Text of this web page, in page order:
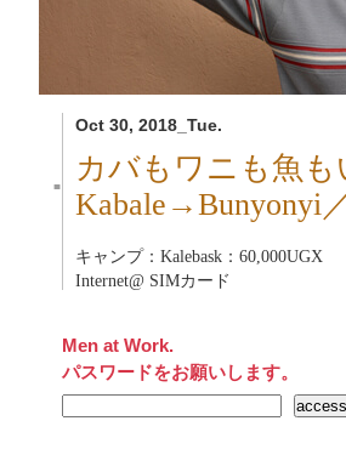
Oct 30, 2018_Tue.
■
カバもワニも魚
Kabale→Bunyonyi
キャンプ：Kalebask：60,000UGX
Internet@ SIMカード
Men at Work.
パスワードをお願いします。